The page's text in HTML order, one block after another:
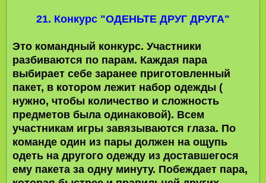
21. Конкурс "ОДЕНЬТЕ ДРУГ ДРУГА"
Это командный конкурс. Участники
разбиваются по парам. Каждая пара
выбирает себе заранее приготовленный
пакет, в котором лежит набор одежды (
нужно, чтобы количество и сложность
предметов была одинаковой). Всем
участникам игры завязываются глаза. По
команде один из пары должен на ощупь
одеть на другого одежду из доставшегося
ему пакета за одну минуту. Побеждает пара,